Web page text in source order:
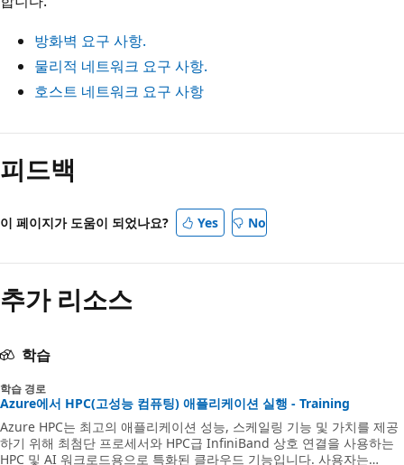
방화벽 요구 사항.
물리적 네트워크 요구 사항.
호스트 네트워크 요구 사항
피드백
이 페이지가 도움이 되었나요? Yes No
추가 리소스
학습
학습 경로
Azure에서 HPC(고성능 컴퓨팅) 애플리케이션 실행 - Training
Azure HPC는 최고의 애플리케이션 성능, 스케일링 기능 및 가치를 제공
하기 위해 최첨단 프로세서와 HPC급 InfiniBand 상호 연결을 사용하는
HPC 및 AI 워크로드용으로 특화된 클라우드 기능입니다. 사용자는